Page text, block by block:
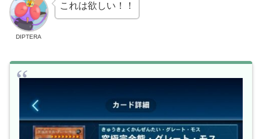
DIPTERA
これは欲しい！！